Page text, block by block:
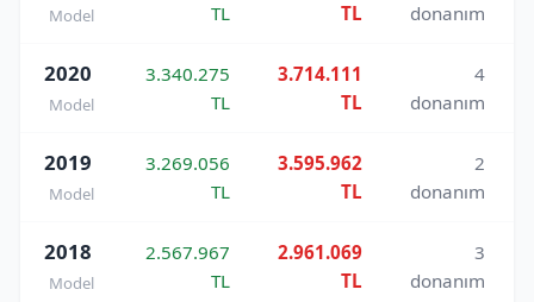
Model
TL
TL
donanım
2020
Model
3.340.275
TL
3.714.111
TL
4
donanım
2019
Model
3.269.056
TL
3.595.962
TL
2
donanım
2018
Model
2.567.967
TL
2.961.069
TL
3
donanım